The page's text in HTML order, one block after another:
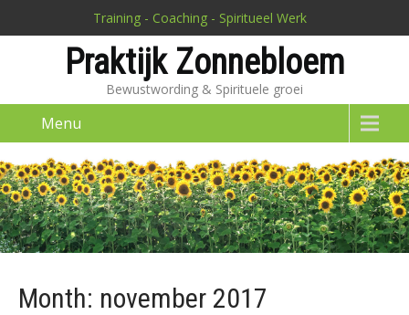
Training - Coaching - Spiritueel Werk
Praktijk Zonnebloem
Bewustwording & Spirituele groei
Menu
Month: november 2017